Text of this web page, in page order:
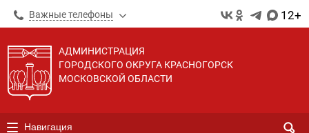
Важные телефоны 12+
АДМИНИСТРАЦИЯ
ГОРОДСКОГО ОКРУГА КРАСНОГОРСК
МОСКОВСКОЙ ОБЛАСТИ
Навигация